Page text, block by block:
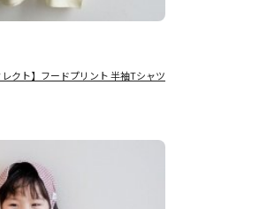
クト】フードプリント 半袖Tシャツ